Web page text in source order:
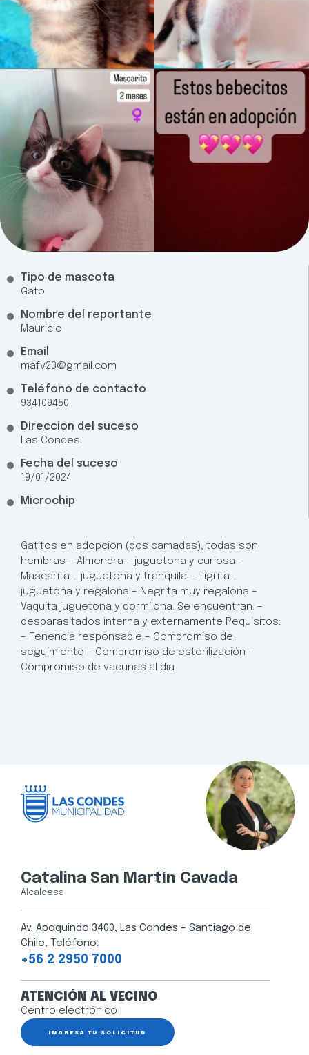
Tipo de mascota
Gato
Nombre del reportante
Mauricio
Email
mafv23@gmail.com
Teléfono de contacto
934109450
Direccion del suceso
Las Condes
Fecha del suceso
19/01/2024
Microchip
Gatitos en adopcion (dos camadas), todas son
hembras – Almendra – juguetona y curiosa –
Mascarita – juguetona y tranquila – Tigrita –
juguetona y regalona – Negrita muy regalona –
Vaquita juguetona y dormilona. Se encuentran: –
desparasitados interna y externamente Requisitos:
– Tenencia responsable – Compromiso de
seguimiento – Compromiso de esterilización –
Compromiso de vacunas al dia
Catalina San Martín Cavada
Alcaldesa
Av. Apoquindo 3400, Las Condes – Santiago de
Chile, Teléfono:
+56 2 2950 7000
ATENCIÓN AL VECINO
Centro electrónico
INGRESA TU SOLICITUD